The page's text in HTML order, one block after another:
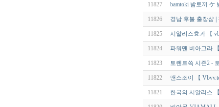
11827 bamtoki 밤토끼
11826 경남 후불 출장샵
11825 시알리스효과 【
11824 파워맨 비아그라
11823 토렌트쓱 시즌2 -
11822 맨스조이 【
11821 한국의 시알리스